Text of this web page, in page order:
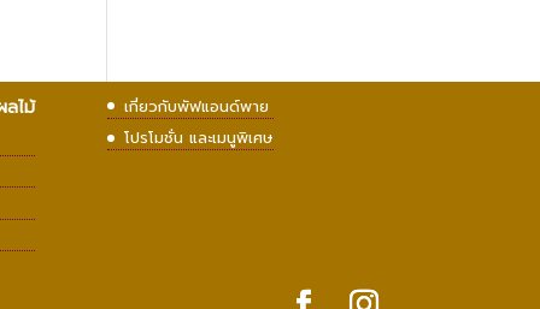
ไม้
เกี่ยวกับพัฟแอนด์พาย
โปรโมชั่น และเมนูพิเศษ